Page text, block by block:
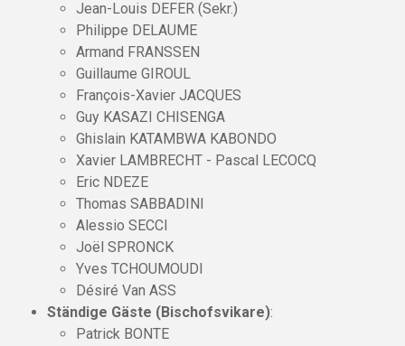
Jean-Louis DEFER (Sekr.)
Philippe DELAUME
Armand FRANSSEN
Guillaume GIROUL
François-Xavier JACQUES
Guy KASAZI CHISENGA
Ghislain KATAMBWA KABONDO
Xavier LAMBRECHT - Pascal LECOCQ
Eric NDEZE
Thomas SABBADINI
Alessio SECCI
Joël SPRONCK
Yves TCHOUMOUDI
Désiré Van ASS
Ständige Gäste (Bischofsvikare):
Patrick BONTE